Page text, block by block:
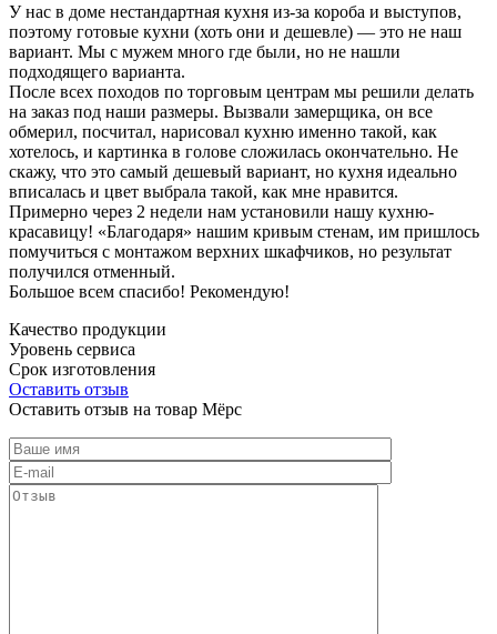
У нас в доме нестандартная кухня из-за короба и выступов,
поэтому готовые кухни (хоть они и дешевле) — это не наш
вариант. Мы с мужем много где были, но не нашли
подходящего варианта.
После всех походов по торговым центрам мы решили делать
на заказ под наши размеры. Вызвали замерщика, он все
обмерил, посчитал, нарисовал кухню именно такой, как
хотелось, и картинка в голове сложилась окончательно. Не
скажу, что это самый дешевый вариант, но кухня идеально
вписалась и цвет выбрала такой, как мне нравится.
Примерно через 2 недели нам установили нашу кухню-
красавицу! «Благодаря» нашим кривым стенам, им пришлось
помучиться с монтажом верхних шкафчиков, но результат
получился отменный.
Большое всем спасибо! Рекомендую!
Качество продукции
Уровень сервиса
Срок изготовления
Оставить отзыв
Оставить отзыв на товар Мёрс